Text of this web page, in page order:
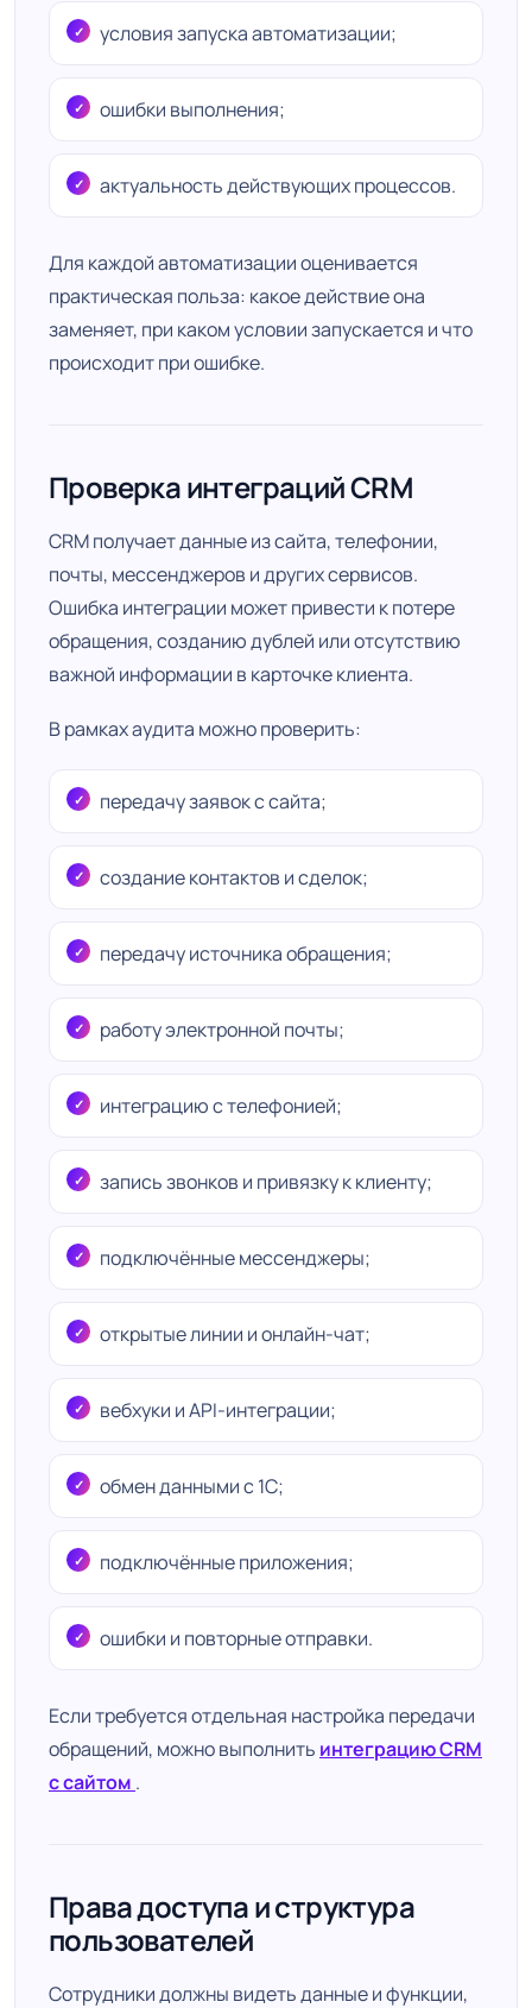
условия запуска автоматизации;
ошибки выполнения;
актуальность действующих процессов.
Для каждой автоматизации оценивается
практическая польза: какое действие она
заменяет, при каком условии запускается и что
происходит при ошибке.
Проверка интеграций CRM
CRM получает данные из сайта, телефонии,
почты, мессенджеров и других сервисов.
Ошибка интеграции может привести к потере
обращения, созданию дублей или отсутствию
важной информации в карточке клиента.
В рамках аудита можно проверить:
передачу заявок с сайта;
создание контактов и сделок;
передачу источника обращения;
работу электронной почты;
интеграцию с телефонией;
запись звонков и привязку к клиенту;
подключённые мессенджеры;
открытые линии и онлайн-чат;
вебхуки и API-интеграции;
обмен данными с 1С;
подключённые приложения;
ошибки и повторные отправки.
Если требуется отдельная настройка передачи
обращений, можно выполнить интеграцию CRM
с сайтом .
Права доступа и структура
пользователей
Сотрудники должны видеть данные и функции,